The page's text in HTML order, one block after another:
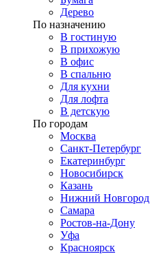
Дерево
По назначению
В гостиную
В прихожую
В офис
В спальню
Для кухни
Для лофта
В детскую
По городам
Москва
Санкт-Петербург
Екатеринбург
Новосибирск
Казань
Нижний Новгород
Самара
Ростов-на-Дону
Уфа
Красноярск